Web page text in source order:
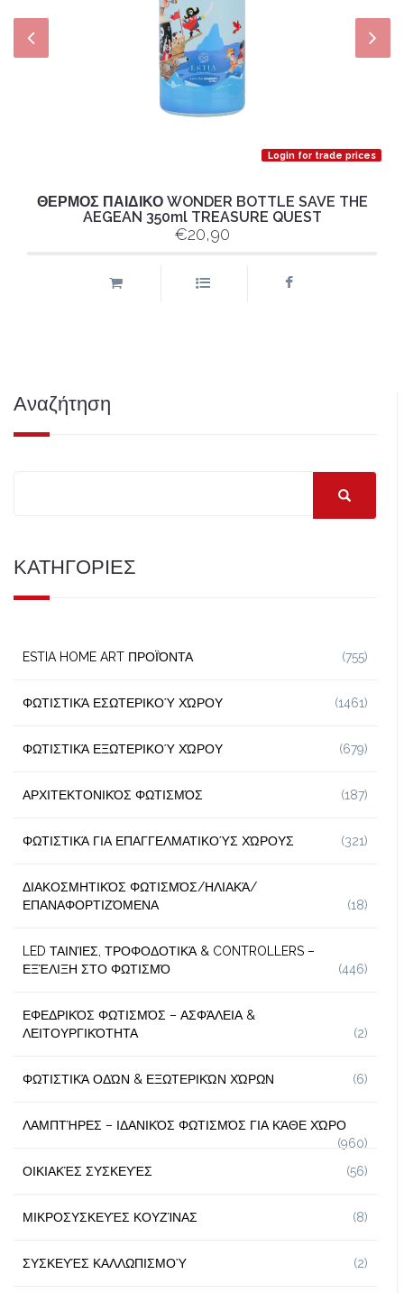
Login for trade prices
ΘΕΡΜΟΣ ΠΑΙΔΙΚΟ WONDER BOTTLE SAVE THE
AEGEAN 350ml TREASURE QUEST
€20,90
Αναζήτηση
ΚΑΤΗΓΟΡΙΕΣ
ESTIA HOME ART ΠΡΟΪΌΝΤΑ (755)
ΦΩΤΙΣΤΙΚΆ ΕΣΩΤΕΡΙΚΟΎ ΧΏΡΟΥ (1461)
ΦΩΤΙΣΤΙΚΆ ΕΞΩΤΕΡΙΚΟΎ ΧΏΡΟΥ (679)
ΑΡΧΙΤΕΚΤΟΝΙΚΌΣ ΦΩΤΙΣΜΌΣ (187)
ΦΩΤΙΣΤΙΚΆ ΓΙΑ ΕΠΑΓΓΕΛΜΑΤΙΚΟΎΣ ΧΏΡΟΥΣ (321)
ΔΙΑΚΟΣΜΗΤΙΚΌΣ ΦΩΤΙΣΜΌΣ/ΗΛΙΑΚΆ/
ΕΠΑΝΑΦΟΡΤΙΖΌΜΕΝΑ
(18)
LED ΤΑΙΝΊΕΣ, ΤΡΟΦΟΔΟΤΙΚΆ & CONTROLLERS –
ΕΞΈΛΙΞΗ ΣΤΟ ΦΩΤΙΣΜΌ
(446)
ΕΦΕΔΡΙΚΌΣ ΦΩΤΙΣΜΌΣ – ΑΣΦΆΛΕΙΑ &
ΛΕΙΤΟΥΡΓΙΚΌΤΗΤΑ
(2)
ΦΩΤΙΣΤΙΚΆ ΟΔΏΝ & ΕΞΩΤΕΡΙΚΏΝ ΧΏΡΩΝ (6)
ΛΑΜΠΤΉΡΕΣ – ΙΔΑΝΙΚΌΣ ΦΩΤΙΣΜΌΣ ΓΙΑ ΚΆΘΕ ΧΏΡΟ
(960)
ΟΙΚΙΑΚΈΣ ΣΥΣΚΕΥΈΣ
(56)
ΜΙΚΡΟΣΥΣΚΕΥΈΣ ΚΟΥΖΊΝΑΣ (8)
ΣΥΣΚΕΥΈΣ ΚΑΛΛΩΠΙΣΜΟΎ (2)